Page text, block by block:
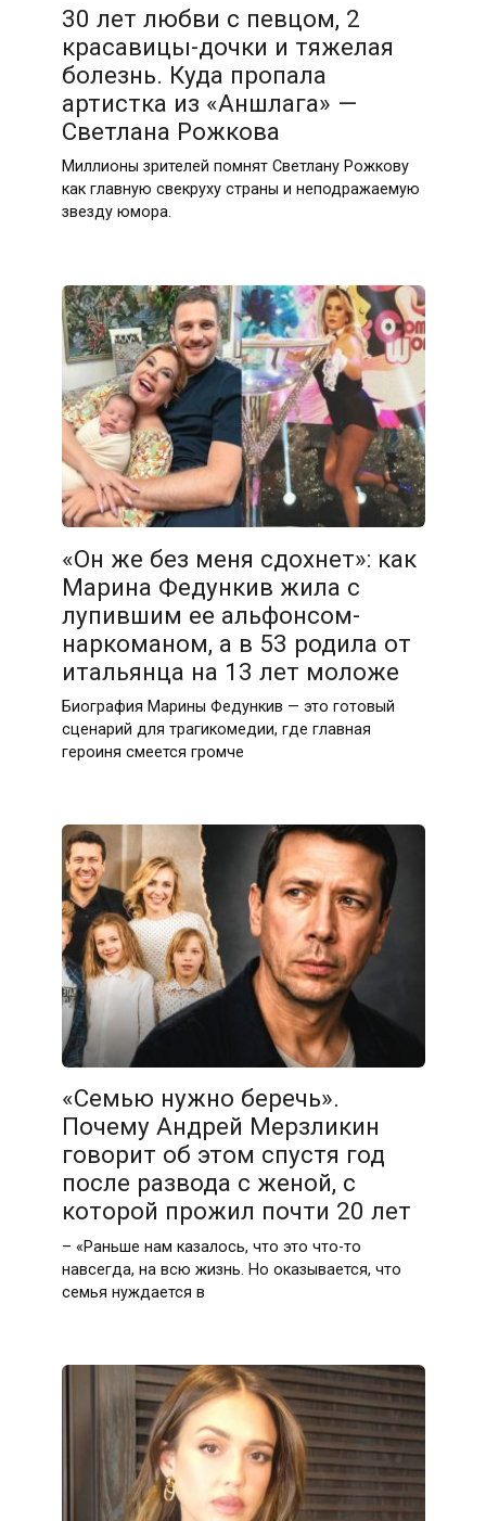
30 лет любви с певцом, 2
красавицы-дочки и тяжелая
болезнь. Куда пропала
артистка из «Аншлага» —
Светлана Рожкова
Миллионы зрителей помнят Светлану Рожкову
как главную свекруху страны и неподражаемую
звезду юмора.
«Он же без меня сдохнет»: как
Марина Федункив жила с
лупившим ее альфонсом-
наркоманом, а в 53 родила от
итальянца на 13 лет моложе
Биография Марины Федункив — это готовый
сценарий для трагикомедии, где главная
героиня смеется громче
«Семью нужно беречь».
Почему Андрей Мерзликин
говорит об этом спустя год
после развода с женой, с
которой прожил почти 20 лет
– «Раньше нам казалось, что это что-то
навсегда, на всю жизнь. Но оказывается, что
семья нуждается в